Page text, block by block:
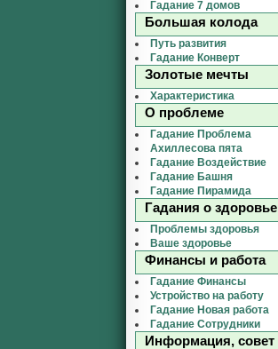
Гадание 7 домов
Большая колода
Путь развития
Гадание Конверт
Золотые мечты
Характеристика
О проблеме
Гадание Проблема
Ахиллесова пята
Гадание Воздействие
Гадание Башня
Гадание Пирамида
Гадания о здоровье
Проблемы здоровья
Ваше здоровье
Финансы и работа
Гадание Финансы
Устройство на работу
Гадание Новая работа
Гадание Сотрудники
Информация, совет